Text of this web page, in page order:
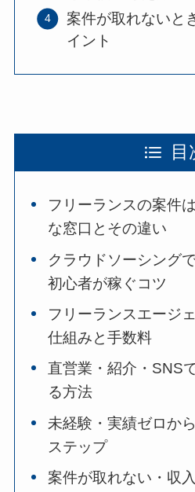
案件が取れないと
イント
目
フリーランスの案件
な窓口とその違い
クラウドソーシング
初心者が稼ぐコツ
フリーランスエージ
仕組みと手数料
直営業・紹介・SNS
る方法
未経験・実績ゼロか
ステップ
案件が取れない・収